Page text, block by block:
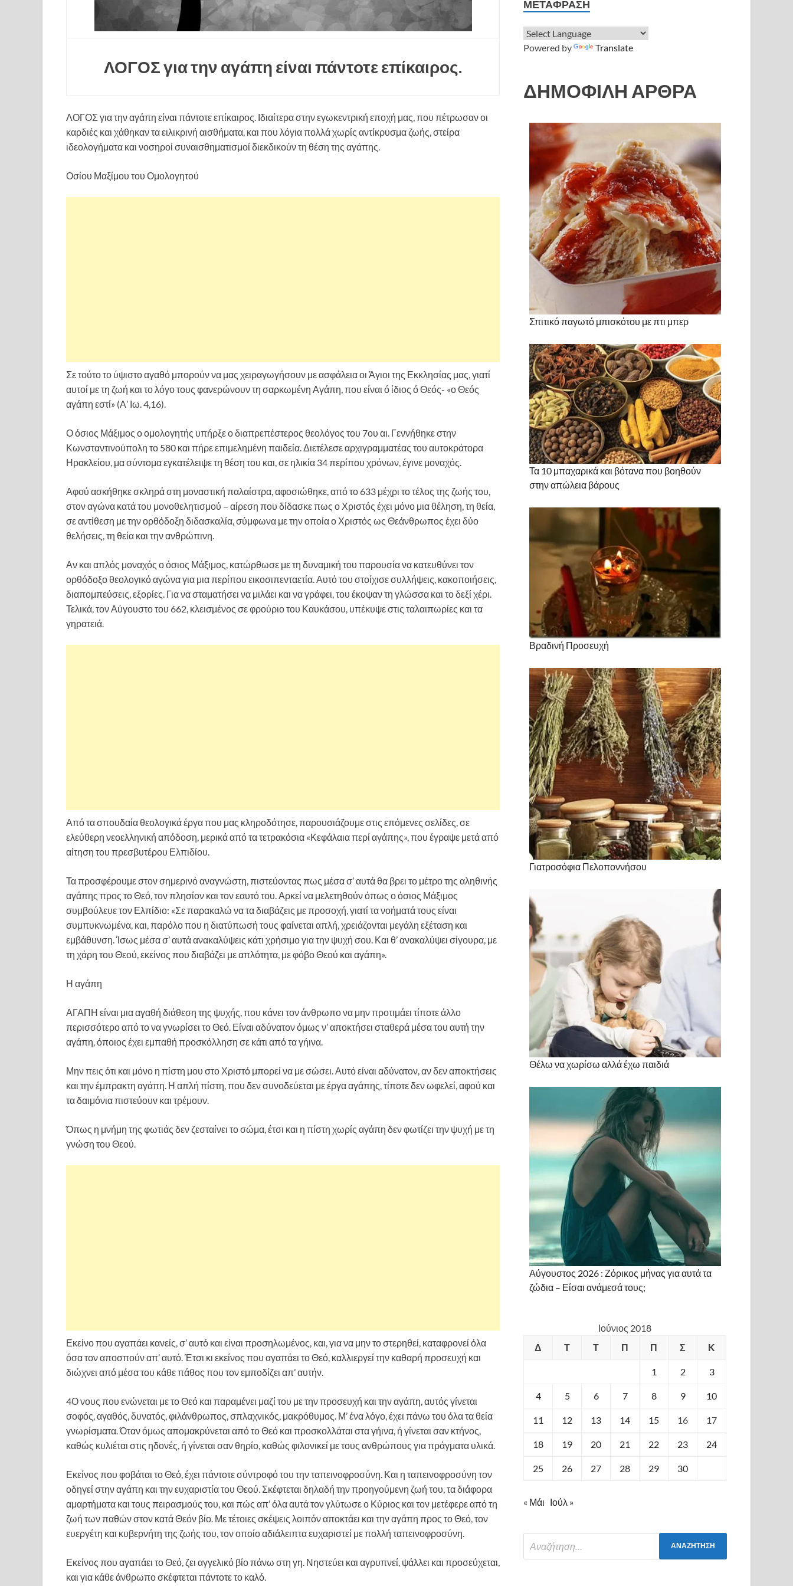
ΛΟΓΟΣ για την αγάπη είναι πάντοτε επίκαιρος.
ΛΟΓΟΣ για την αγάπη είναι πάντοτε επίκαιρος. Ιδιαίτερα στην εγωκεντρική εποχή μας, που πέτρωσαν οι
καρδιές και χάθηκαν τα ειλικρινή αισθήματα, και που λόγια πολλά χωρίς αντίκρυσμα ζωής, στείρα
ιδεολογήματα και νοσηροί συναισθηματισμοί διεκδικούν τη θέση της αγάπης.
Οσίου Μαξίμου του Ομολογητού
Σε τούτο το ύψιστο αγαθό μπορούν να μας χειραγωγήσουν με ασφάλεια οι Άγιοι της Εκκλησίας μας, γιατί
αυτοί με τη ζωή και το λόγο τους φανερώνουν τη σαρκωμένη Αγάπη, που είναι ό ίδιος ό Θεός- «ο Θεός
αγάπη εστί» (Α’ Ιω. 4,16).
Ο όσιος Μάξιμος ο ομολογητής υπήρξε ο διαπρεπέστερος θεολόγος του 7ου αι. Γεννήθηκε στην
Κωνσταντινούπολη το 580 και πήρε επιμελημένη παιδεία. Διετέλεσε αρχιγραμματέας του αυτοκράτορα
Ηρακλείου, μα σύντομα εγκατέλειψε τη θέση του και, σε ηλικία 34 περίπου χρόνων, έγινε μοναχός.
Αφού ασκήθηκε σκληρά στη μοναστική παλαίστρα, αφοσιώθηκε, από το 633 μέχρι το τέλος της ζωής του,
στον αγώνα κατά του μονοθελητισμού – αίρεση που δίδασκε πως ο Χριστός έχει μόνο μια θέληση, τη θεία,
σε αντίθεση με την ορθόδοξη διδασκαλία, σύμφωνα με την οποία ο Χριστός ως Θεάνθρωπος έχει δύο
θελήσεις, τη θεία και την ανθρώπινη.
Αν και απλός μοναχός ο όσιος Μάξιμος, κατώρθωσε με τη δυναμική του παρουσία να κατευθύνει τον
ορθόδοξο θεολογικό αγώνα για μια περίπου εικοσιπενταετία. Αυτό του στοίχισε συλλήψεις, κακοποιήσεις,
διαπομπεύσεις, εξορίες. Για να σταματήσει να μιλάει και να γράφει, του έκοψαν τη γλώσσα και το δεξί χέρι.
Τελικά, τον Αύγουστο του 662, κλεισμένος σε φρούριο του Καυκάσου, υπέκυψε στις ταλαιπωρίες και τα
γηρατειά.
Από τα σπουδαία θεολογικά έργα που μας κληροδότησε, παρουσιάζουμε στις επόμενες σελίδες, σε
ελεύθερη νεοελληνική απόδοση, μερικά από τα τετρακόσια «Κεφάλαια περί αγάπης», που έγραψε μετά από
αίτηση του πρεσβυτέρου Ελπιδίου.
Τα προσφέρουμε στον σημερινό αναγνώστη, πιστεύοντας πως μέσα σ’ αυτά θα βρει το μέτρο της αληθινής
αγάπης προς το Θεό, τον πλησίον και τον εαυτό του. Αρκεί να μελετηθούν όπως ο όσιος Μάξιμος
συμβούλευε τον Ελπίδιο: «Σε πα­ρακαλώ να τα διαβάζεις με προσοχή, γιατί τα νοήματά τους είναι
συμπυκνωμένα, και, παρόλο που η διατύπωσή τους φαίνεται απλή, χρειάζονται μεγάλη εξέταση και
εμβάθυνση. Ίσως μέσα σ’ αυτά ανακαλύψεις κάτι χρήσιμο για την ψυχή σου. Και θ’ ανακαλύψει σίγουρα, με
τη χάρη του Θεού, εκείνος που διαβάζει με απλότητα, με φόβο Θεού και αγάπη».
Η αγάπη
ΑΓΑΠΗ είναι μια αγαθή διάθεση της ψυχής, που κάνει τον άνθρωπο να μην προτιμάει τίποτε άλλο
περισσότερο από το να γνωρίσει το Θεό. Είναι αδύνατον όμως ν’ αποκτήσει σταθερά μέσα του αυτή την
αγάπη, όποιος έχει εμπαθή προσκόλληση σε κάτι από τα γήινα.
Μην πεις ότι και μόνο η πίστη μου στο Χριστό μπορεί να με σώσει. Αυτό είναι αδύνατον, αν δεν αποκτήσεις
και την έμπρακτη αγάπη. Η απλή πίστη, που δεν συνοδεύεται με έργα αγάπης, τίποτε δεν ωφελεί, αφού και
τα δαιμόνια πιστεύουν και τρέμουν.
Όπως η μνήμη της φωτιάς δεν ζεσταίνει το σώμα, έτσι και η πίστη χωρίς αγάπη δεν φωτίζει την ψυχή με τη
γνώση του Θεού.
Εκείνο που αγαπάει κανείς, σ’ αυτό και είναι προσηλωμένος, και, για να μην το στερηθεί, καταφρονεί όλα
όσα τον αποσπούν απ’ αυτό. Έτσι κι εκείνος που αγαπάει το Θεό, καλλιεργεί την καθαρή προσευχή και
διώχνει από μέσα του κάθε πάθος που τον εμποδίζει απ’ αυτήν.
4Ο νους που ενώνεται με το Θεό και παραμένει μαζί του με την προσευχή και την αγάπη, αυτός γίνεται
σοφός, αγαθός, δυνατός, φιλάνθρωπος, σπλαχνικός, μακρόθυμος. Μ’ ένα λόγο, έχει πάνω του όλα τα θεία
γνωρίσματα. Όταν όμως απομακρύνεται από το Θεό και προσκολλάται στα γήινα, ή γίνεται σαν κτήνος,
καθώς κυλιέται στις ηδονές, ή γίνεται σαν θηρίο, καθώς φιλονικεί με τους ανθρώπους για πράγματα υλικά.
Εκείνος που φοβάται το Θεό, έχει πάντοτε σύντροφό του την ταπεινοφροσύνη. Και η ταπεινοφροσύνη τον
οδηγεί στην αγάπη και την ευχαριστία του Θεού. Σκέφτεται δηλαδή την προηγούμενη ζωή του, τα διάφορα
αμαρτήματα και τους πειρασμούς του, και πώς απ’ όλα αυτά τον γλύτωσε ο Κύριος και τον μετέφερε από τη
ζωή των παθών στον κατά Θεόν βίο. Με τέτοιες σκέψεις λοιπόν αποκτάει και την αγάπη προς το Θεό, τον
ευεργέτη και κυβερνήτη της ζωής του, τον οποίο αδιάλειπτα ευχαριστεί με πολλή ταπεινοφροσύνη.
Εκείνος που αγαπάει το Θεό, ζει αγγελικό βίο πάνω στη γη. Νηστεύει και αγρυπνεί, ψάλλει και προσεύχεται,
και για κάθε άνθρωπο σκέφτεται πάντοτε το καλό.
ΜΕΤΆΦΡΑΣΗ
Powered by Translate
ΔΗΜΟΦΙΛΗ ΑΡΘΡΑ
Σπιτικό παγωτό μπισκότου με πτι μπερ
Τα 10 μπαχαρικά και βότανα που βοηθούν
στην απώλεια βάρους
Βραδινή Προσευχή
Γιατροσόφια Πελοποννήσου
Θέλω να χωρίσω αλλά έχω παιδιά
Αύγουστος 2026 : Ζόρικος μήνας για αυτά τα
ζώδια – Είσαι ανάμεσά τους;
Ιούνιος 2018
Δ
Τ Τ Π Π Σ Κ
1 2 3
4 5 6 7 8 9 10
11 12 13 14 15 16 17
18 19 20 21 22 23 24
25 26 27 28 29 30
« Μάι Ιούλ »